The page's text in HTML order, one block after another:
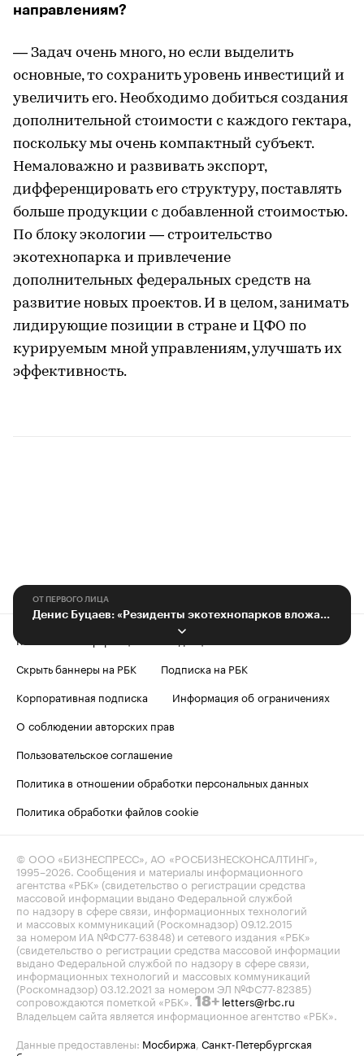
направлениям?
— Задач очень много, но если выделить
основные, то сохранить уровень инвестиций и
увеличить его. Необходимо добиться создания
дополнительной стоимости с каждого гектара,
поскольку мы очень компактный субъект.
Немаловажно и развивать экспорт,
дифференцировать его структуру, поставлять
больше продукции с добавленной стоимостью.
По блоку экологии — строительство
экотехнопарка и привлечение
дополнительных федеральных средств на
развитие новых проектов. И в целом, занимать
лидирующие позиции в стране и ЦФО по
курируемым мной управлениям, улучшать их
эффективность.
ОТ ПЕРВОГО ЛИЦА
Контактная информация
Редакция
Скрыть баннеры на РБК
Подписка на РБК
Корпоративная подписка
Информация об ограничениях
О соблюдении авторских прав
Пользовательское соглашение
Политика в отношении обработки персональных данных
Политика обработки файлов cookie
© ООО «БИЗНЕСПРЕСС», АО «РОСБИЗНЕСКОНСАЛТИНГ»,
1995–2026 . Сообщения и материалы информационного
агентства «РБК» (свидетельство о регистрации средства
массовой информации выдано Федеральной службой
по надзору в сфере связи, информационных технологий
и массовых коммуникаций (Роскомнадзор) 09.12.2015
за номером ИА №ФС77-63848) и сетевого издания «РБК»
(свидетельство о регистрации средства массовой информации
выдано Федеральной службой по надзору в сфере связи,
информационных технологий и массовых коммуникаций
(Роскомнадзор) 03.12.2021 за номером ЭЛ №ФС77-82385)
сопровождаются пометкой «РБК». 18+ letters@rbc.ru
Владельцем сайта является информационное агентство «РБК».
Данные предоставлены: Мосбиржа Санкт-Петербургская